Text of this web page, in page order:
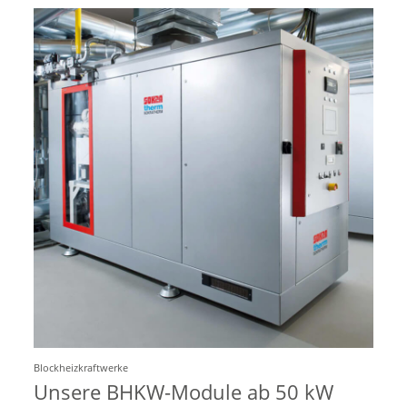
Blockheizkraftwerke
Unsere BHKW-Module ab 50 kW